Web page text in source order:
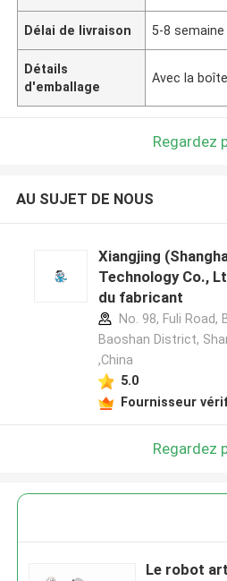
Délai de livraison 5-8 semaine
Détails
d'emballage
Avec la
Regardez
AU SUJET DE NOUS
Xiangjing
Technology Co.,
du fabricant
No. 98, Fuli Road,
Baoshan District,
,China
5.0
Fournisseur
Regardez
Le robot